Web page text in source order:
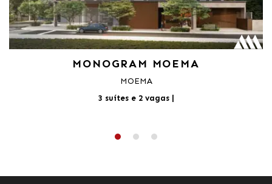
MONOGRAM MOEMA
MOEMA
3 suítes e 2 vagas|